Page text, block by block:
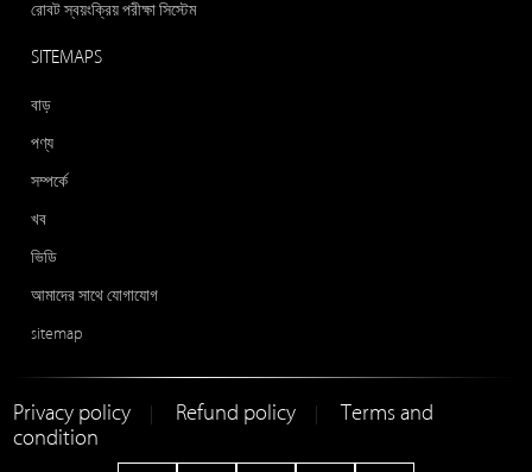
রোবট স্বয়ংক্রিয় পরীক্ষা সিস্টেম
SITEMAPS
বাড়
পণ্য
সম্পর্কে
খব
ভিডি
আমাদের সাথে যোগাযোগ
sitemap
Privacy policy Refund policy
Terms and
condition